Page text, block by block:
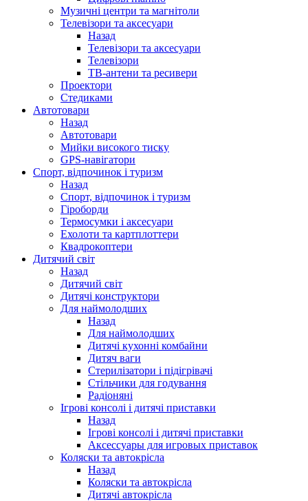
Музичні центри та магнітоли
Телевізори та аксесуари
Назад
Телевізори та аксесуари
Телевізори
ТВ-антени та ресивери
Проектори
Стедиками
Автотовари
Назад
Автотовари
Мийки високого тиску
GPS-навігатори
Спорт, відпочинок і туризм
Назад
Спорт, відпочинок і туризм
Гіроборди
Термосумки і аксесуари
Ехолоти та картплоттери
Квадрокоптери
Дитячий світ
Назад
Дитячий світ
Дитячі конструктори
Для наймолодших
Назад
Для наймолодших
Дитячі кухонні комбайни
Дитяч ваги
Стерилізатори і підігрівачі
Стільчики для годування
Радіоняні
Ігрові консолі і дитячі приставки
Назад
Ігрові консолі і дитячі приставки
Аксессуары для игровых приставок
Коляски та автокрісла
Назад
Коляски та автокрісла
Дитячі автокрісла